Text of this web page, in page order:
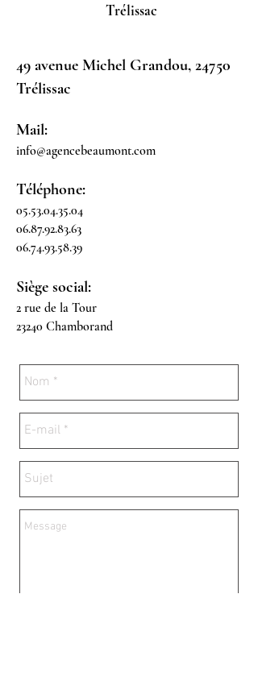
Trélissac
49 avenue Michel Grandou, 24750
Trélissac
Mail:
info@agencebeaumont.com
Téléphone:
05.53.04.35.04
06.87.92.83.63
06.74.93.58.39
Siège social:
2 rue de la Tour
23240 Chamborand